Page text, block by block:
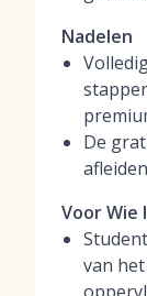
Nadelen
De
Voor Wie
van